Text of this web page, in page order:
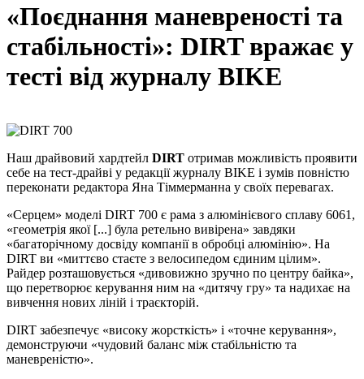
«Поєднання маневреності та
стабільності»: DIRT вражає у
тесті від журналу BIKE
Наш драйвовий хардтейл DIRT отримав можливість проявити
себе на тест-драйві у редакції журналу BIKE і зумів повністю
переконати редактора Яна Тіммерманна у своїх перевагах.
«Серцем» моделі DIRT 700 є рама з алюмінієвого сплаву 6061,
«геометрія якої [...] була ретельно вивірена» завдяки
«багаторічному досвіду компанії в обробці алюмінію». На
DIRT ви «миттєво стаєте з велосипедом єдиним цілим».
Райдер розташовується «дивовижно зручно по центру байка»,
що перетворює керування ним на «дитячу гру» та надихає на
вивчення нових ліній і траєкторій.
DIRT забезпечує «високу жорсткість» і «точне керування»,
демонструючи «чудовий баланс між стабільністю та
маневреністю».